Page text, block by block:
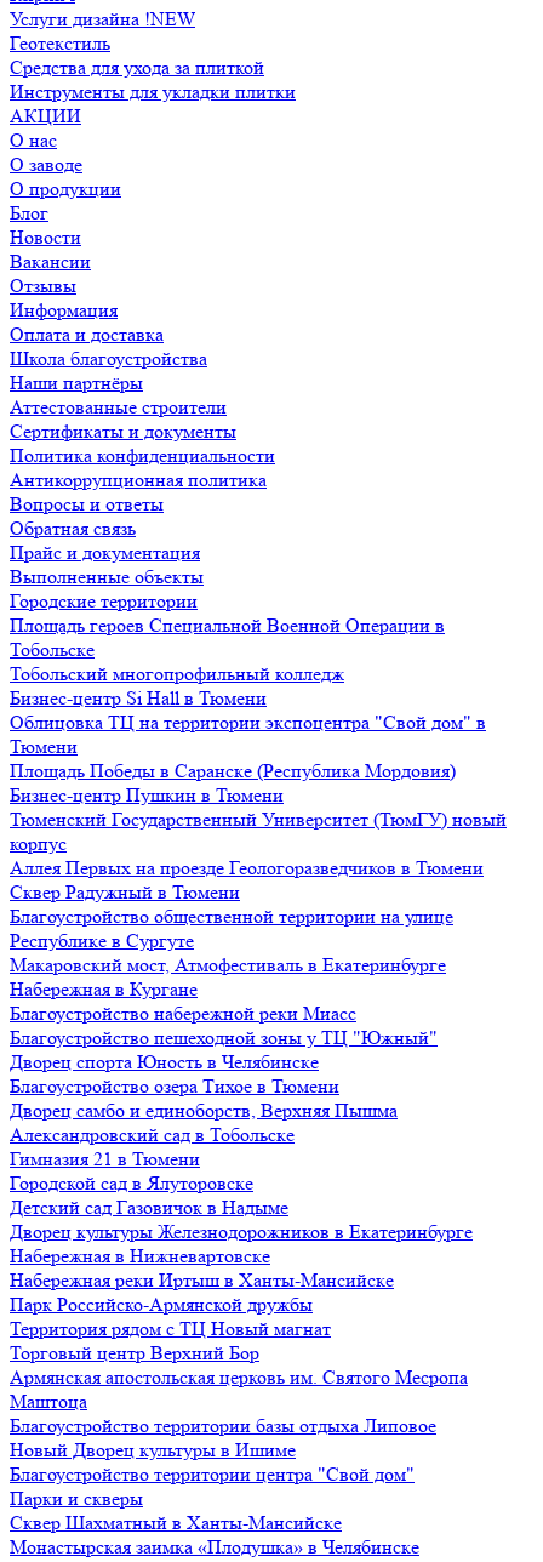
Услуги дизайна !NEW
Геотекстиль
Средства для ухода за плиткой
Инструменты для укладки плитки
АКЦИИ
О нас
О заводе
О продукции
Блог
Новости
Вакансии
Отзывы
Информация
Оплата и доставка
Школа благоустройства
Наши партнёры
Аттестованные строители
Сертификаты и документы
Политика конфиденциальности
Антикоррупционная политика
Вопросы и ответы
Обратная связь
Прайс и документация
Выполненные объекты
Городские территории
Площадь героев Специальной Военной Операции в
Тобольске
Тобольский многопрофильный колледж
Бизнес-центр Si Hall в Тюмени
Облицовка ТЦ на территории экспоцентра "Свой дом" в
Тюмени
Площадь Победы в Саранске (Республика Мордовия)
Бизнес-центр Пушкин в Тюмени
Тюменский Государственный Университет (ТюмГУ) новый
корпус
Аллея Первых на проезде Геологоразведчиков в Тюмени
Сквер Радужный в Тюмени
Благоустройство общественной территории на улице
Республике в Сургуте
Макаровский мост, Атмофестиваль в Екатеринбурге
Набережная в Кургане
Благоустройство набережной реки Миасс
Благоустройство пешеходной зоны у ТЦ "Южный"
Дворец спорта Юность в Челябинске
Благоустройство озера Тихое в Тюмени
Дворец самбо и единоборств, Верхняя Пышма
Александровский сад в Тобольске
Гимназия 21 в Тюмени
Городской сад в Ялуторовске
Детский сад Газовичок в Надыме
Дворец культуры Железнодорожников в Екатеринбурге
Набережная в Нижневартовске
Набережная реки Иртыш в Ханты-Мансийске
Парк Российско-Армянской дружбы
Территория рядом с ТЦ Новый магнат
Торговый центр Верхний Бор
Армянская апостольская церковь им. Святого Месропа
Маштоца
Благоустройство территории базы отдыха Липовое
Нoвый Двoрeц культуры в Ишимe
Благоустройство территории центра "Свой дом"
Парки и скверы
Сквер Шахматный в Ханты-Мансийске
Монастырская заимка «Плодушка» в Челябинске